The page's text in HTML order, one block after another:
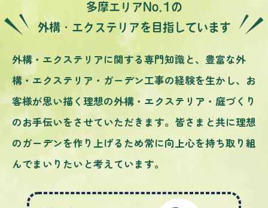
多摩エリアNo.1の
外構・エクステリアを目指しています
外構・エクステリアに関する専門知識と、豊富な外
構・エクステリア・ガーデン工事の経験を生かし、お
客様が思い描く理想の外構・エクステリア・庭づくり
のお手伝いをさせていただきます。皆さまと共に理想
のガーデンを作り上げるため常に向上心を持ち取り組
んでまいりたいと考えています。